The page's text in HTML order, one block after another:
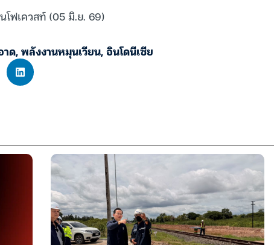
โฟเควสท์ (05 มิ.ย. 69)
าด,พลังงานหมุนเวียน,อินโดนีเซีย